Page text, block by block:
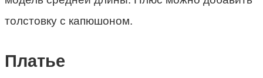
толстовку с капюшоном.
Платье